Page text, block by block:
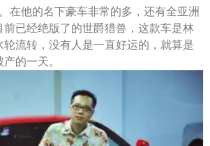
在他的名下豪车非常的多，还有全亚洲
已经绝版了的世爵猎兽，这款车是林
轮流转，没有人是一直好运的，就算是
的一天。